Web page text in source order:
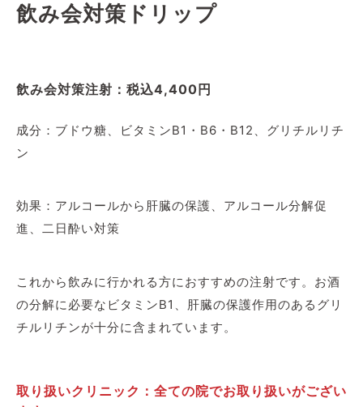
飲み会対策ドリップ
飲み会対策注射：税込4,400円
成分：ブドウ糖、ビタミンB1・B6・B12、グリチルリチ
ン
効果：アルコールから肝臓の保護、アルコール分解促
進、二日酔い対策
これから飲みに行かれる方におすすめの注射です。お酒
の分解に必要なビタミンB1、肝臓の保護作用のあるグリ
チルリチンが十分に含まれています。
取り扱いクリニック：全ての院でお取り扱いがござい